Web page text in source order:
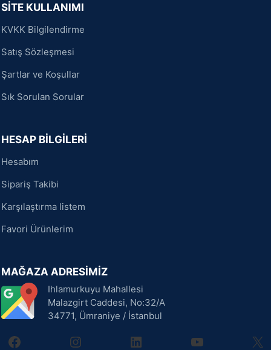
SİTE KULLANIMI
KVKK Bilgilendirme
Satış Sözleşmesi
Şartlar ve Koşullar
Sık Sorulan Sorular
HESAP BİLGİLERİ
Hesabım
Sipariş Takibi
Karşılaştırma listem
Favori Ürünlerim
MAĞAZA ADRESİMİZ
Ihlamurkuyu Mahallesi
Malazgirt Caddesi, No:32/A
34771, Ümraniye / İstanbul
facebookinstagramlinkedin youtube X